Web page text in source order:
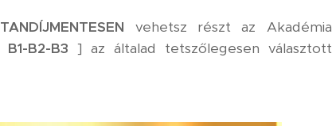
TANDÍJMENTESEN vehetsz részt az Akadémia
B1-B2-B3 ] az általad tetszőlegesen választott